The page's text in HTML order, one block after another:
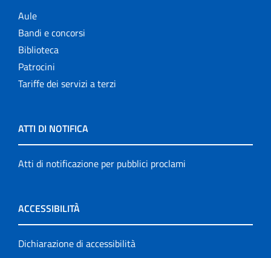
Aule
Bandi e concorsi
Biblioteca
Patrocini
Tariffe dei servizi a terzi
ATTI DI NOTIFICA
Atti di notificazione per pubblici proclami
ACCESSIBILITÀ
Dichiarazione di accessibilità